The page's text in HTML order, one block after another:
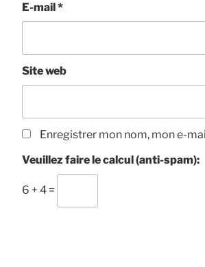
E-mail*
Site web
Enregistrer mon nom, mon e-
Veuillez faire le calcul (anti-spam):
6 + 4 =